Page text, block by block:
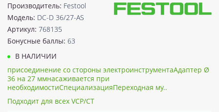
Производитель: Festool
Модель: DC-D 36/27-AS
Артикул: 768135
Бонусные баллы: 63
В НАЛИЧИИ
присоединение со стороны электроинструментаАдаптер Ø
36 на 27 ммнасаживается при
необходимостиСпециализацияПереходная му..
Подходит для всех VCP/CT